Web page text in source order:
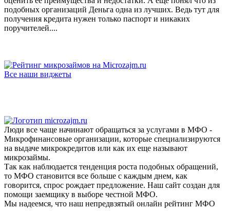
подобных организаций Деньга одна из лучших. Ведь тут для
получения кредита нужен только паспорт и никаких
поручителей....
Все наши виджеты
Люди все чаще начинают обращаться за услугами в МФО -
Микрофинансовые организации, которые специализируются
на выдаче микрокредитов или как их еще называют
микрозаймы.
Так как наблюдается тенденция роста подобных обращений,
то МФО становится все больше с каждым днем, как
говорится, спрос рождает предложение. Наш сайт создан для
помощи заемщику в выборе честной МФО.
Мы надеемся, что наш непредвзятый онлайн рейтинг МФО